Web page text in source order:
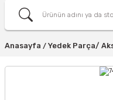
Anasayfa Yedek Parça/